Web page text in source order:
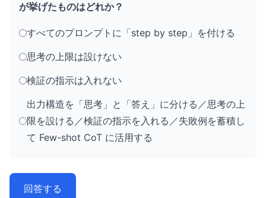
が挙げたものはどれか？
すべてのプロンプトに「step by step」を付ける
思考の上限は設けない
検証の指示は入れない
出力構造を「思考」と「答え」に分ける／思考の上
限を設ける／検証の指示を入れる／失敗例を蓄積し
て Few-shot CoT に活用する
回答する